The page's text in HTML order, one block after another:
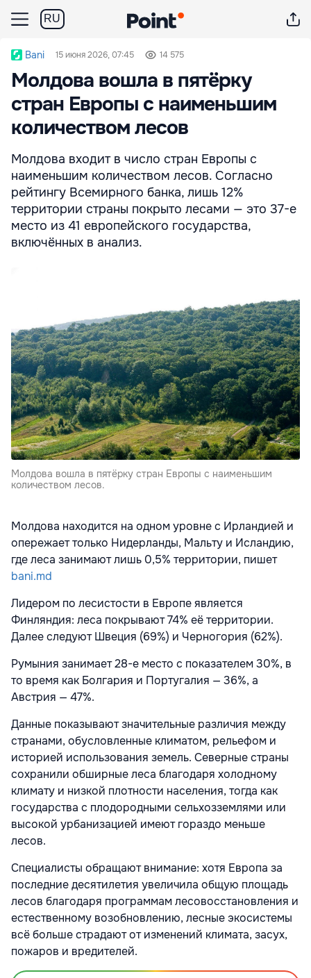
RU
Bani 15 июня 2026, 07:45 14 575
Молдова вошла в пятёрку
стран Европы с наименьшим
количеством лесов
Молдова входит в число стран Европы с
наименьшим количеством лесов. Согласно
рейтингу Всемирного банка, лишь 12%
территории страны покрыто лесами — это 37-е
место из 41 европейского государства,
включённых в анализ.
Молдова вошла в пятёрку стран Европы с наименьшим
количеством лесов.
Молдова находится на одном уровне с Ирландией и
опережает только Нидерланды, Мальту и Исландию,
где леса занимают лишь 0,5% территории, пишет
bani.md
Лидером по лесистости в Европе является
Финляндия: леса покрывают 74% её территории.
Далее следуют Швеция (69%) и Черногория (62%).
Румыния занимает 28-е место с показателем 30%, в
то время как Болгария и Португалия — 36%, а
Австрия — 47%.
Данные показывают значительные различия между
странами, обусловленные климатом, рельефом и
историей использования земель. Северные страны
сохранили обширные леса благодаря холодному
климату и низкой плотности населения, тогда как
государства с плодородными сельхозземлями или
высокой урбанизацией имеют гораздо меньше
лесов.
Специалисты обращают внимание: хотя Европа за
последние десятилетия увеличила общую площадь
лесов благодаря программам лесовосстановления и
естественному возобновлению, лесные экосистемы
всё больше страдают от изменений климата, засух,
пожаров и вредителей.